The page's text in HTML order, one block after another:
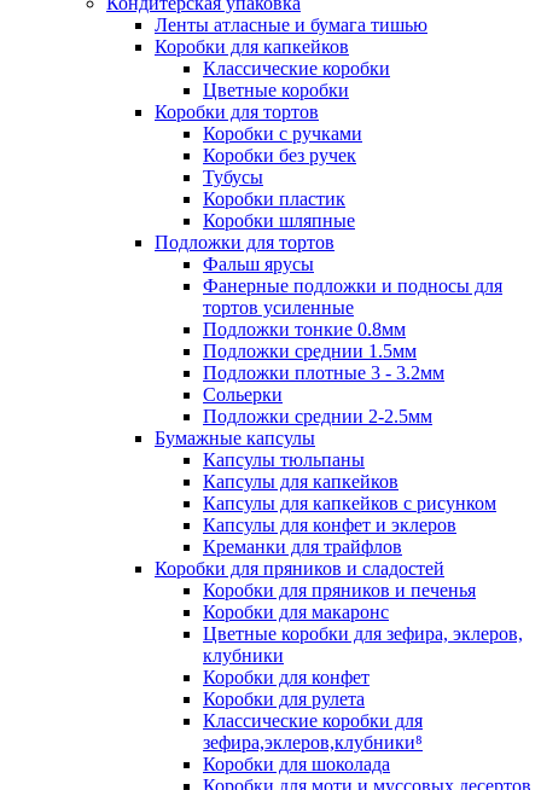
Ленты атласные и бумага тишью
Коробки для капкейков
Классические коробки
Цветные коробки
Коробки для тортов
Коробки с ручками
Коробки без ручек
Тубусы
Коробки пластик
Коробки шляпные
Подложки для тортов
Фальш ярусы
Фанерные подложки и подносы для
тортов усиленные
Подложки тонкие 0.8мм
Подложки среднии 1.5мм
Подложки плотные 3 - 3.2мм
Сольерки
Подложки среднии 2-2.5мм
Бумажные капсулы
Капсулы тюльпаны
Капсулы для капкейков
Капсулы для капкейков с рисунком
Капсулы для конфет и эклеров
Креманки для трайфлов
Коробки для пряников и сладостей
Коробки для пряников и печенья
Коробки для макаронс
Цветные коробки для зефира, эклеров,
клубники
Коробки для конфет
Коробки для рулета
Классические коробки для
зефира,эклеров,клубники⁸
Коробки для шоколада
Коробки для моти и муссовых десертов